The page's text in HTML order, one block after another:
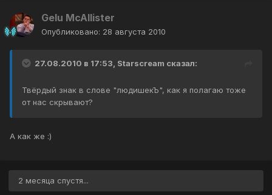
Gelu McAllister
Опубликовано: 28 августа 2010
27.08.2010 в 17:53, Starscream сказал:
Твёрдый знак в слове "людишекЪ", как я полагаю тоже
от нас скрывают?
А как же :)
2 месяца спустя...